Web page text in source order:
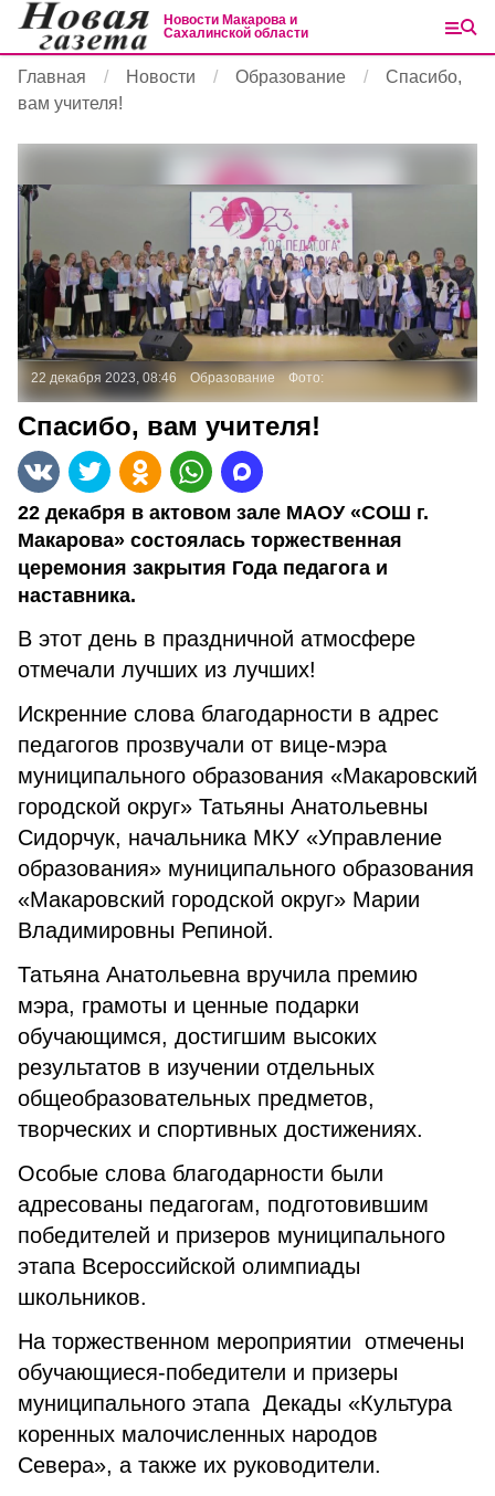
Новости Макарова и
Сахалинской области
Главная Новости Образование
Спасибо,
вам учителя!
22 декабря 2023, 08:46 Образование Фото:
Спасибо, вам учителя!
22 декабря в актовом зале МАОУ «СОШ г.
Макарова» состоялась торжественная
церемония закрытия Года педагога и
наставника.
В этот день в праздничной атмосфере
отмечали лучших из лучших!
Искренние слова благодарности в адрес
педагогов прозвучали от вице-мэра
муниципального образования «Макаровский
городской округ» Татьяны Анатольевны
Сидорчук, начальника МКУ «Управление
образования» муниципального образования
«Макаровский городской округ» Марии
Владимировны Репиной.
Татьяна Анатольевна вручила премию
мэра, грамоты и ценные подарки
обучающимся, достигшим высоких
результатов в изучении отдельных
общеобразовательных предметов,
творческих и спортивных достижениях.
Особые слова благодарности были
адресованы педагогам, подготовившим
победителей и призеров муниципального
этапа Всероссийской олимпиады
школьников.
На торжественном мероприятии отмечены
обучающиеся-победители и призеры
муниципального этапа Декады «Культура
коренных малочисленных народов
Севера», а также их руководители.